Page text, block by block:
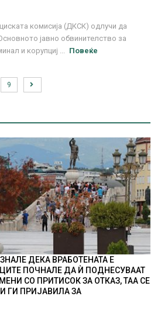
комисија (ДКСК) одлучи да
јавно обвинителство за
и корупциј ...
Повеќе
9
ДЕКА ВРАБОТЕНАТА Е
ПОЧНАЛЕ ДА Ѝ ПОДНЕСУВААТ
СО ПРИТИСОК ЗА ОТКАЗ, ТАА СЕ
ГИ ПРИЈАВИЛА ЗА